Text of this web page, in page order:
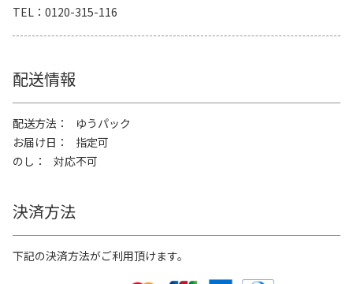
TEL
0120-315-116
配送情報
配送方法
ゆうパック
お届け日
指定可
のし
対応不可
決済方法
下記の決済方法がご利用頂けます。